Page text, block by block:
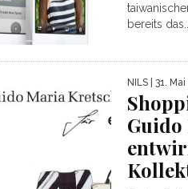
bereits
NILS | 31.